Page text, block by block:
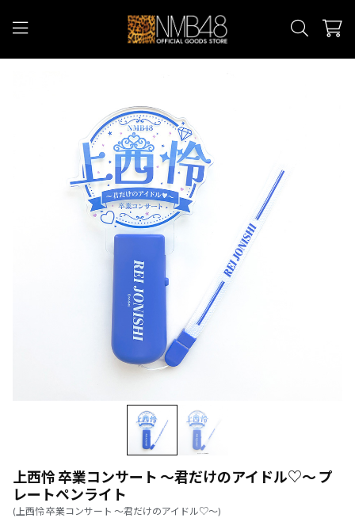
上西怜 卒業コンサート ～君だけのアイドル♡～ プ
レートペンライト
(上西怜 卒業コンサート ～君だけのアイドル♡～)